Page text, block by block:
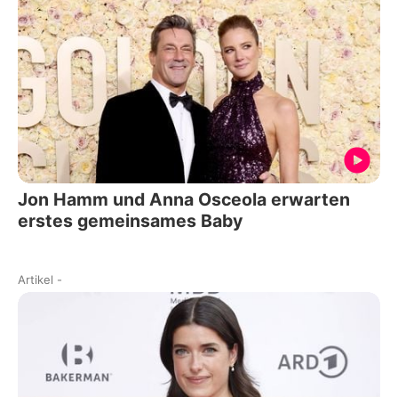
Jon Hamm und Anna Osceola erwarten
erstes gemeinsames Baby
Artikel -